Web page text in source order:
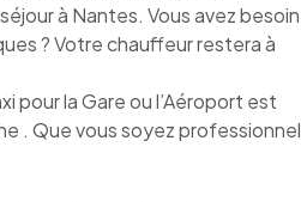
à Nantes. Vous avez besoin
? Votre chauffeur restera à
pour la Gare ou l’Aéroport est
. Que vous soyez professionnel